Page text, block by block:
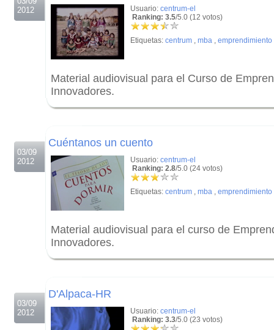
2012
Usuario: centrum-el
Ranking: 3.5/5.0 (12 votos)
Etiquetas: centrum , mba , emprendimiento
Material audiovisual para el Curso de
Innovadores.
03/09
2012
Cuéntanos un cuento
Usuario: centrum-el
Ranking: 2.8/5.0 (24 votos)
Etiquetas: centrum , mba , emprendimiento
Material audiovisual para el curso de
Innovadores.
03/09
2012
D'Alpaca-HR
Usuario: centrum-el
Ranking: 3.3/5.0 (23 votos)